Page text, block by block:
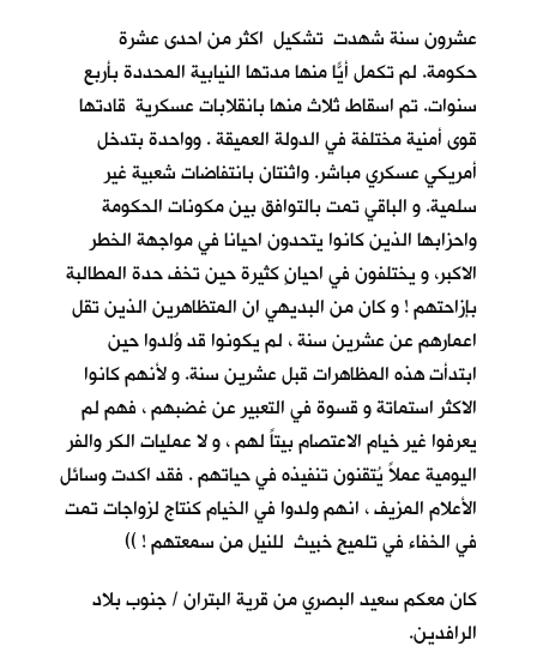
عشرون سنة شهدت تشكيل اكثر من احدى عشرة
حكومة. لم تكمل أيّاً منها مدتها النيابية المحددة بأربع
سنوات. تم اسقاط ثلاث منها بانقلابات عسكرية قادتها
قوى أمنية مختلفة في الدولة العميقة . وواحدة بتدخل
أمريكي عسكري مباشر. واثنتان بانتفاضات شعبية غير
سلمية. و الباقي تمت بالتوافق بين مكونات الحكومة
واحزابها الذين كانوا يتحدون احيانا في مواجهة الخطر
الاكبر، و يختلفون في احيانٍ كثيرة حين تخف حدة المطالبة
بإزاحتهم ! و كان من البديهي ان المتظاهرين الذين تقل
اعمارهم عن عشرين سنة ، لم يكونوا قد وُلدوا حين
ابتدأت هذه المظاهرات قبل عشرين سنة. و لأنهم كانوا
الاكثر استماتة و قسوة في التعبير عن غضبهم ، فهم لم
يعرفوا غير خيام الاعتصام بيتاً لهم ، و لا عمليات الكر والفر
اليومية عملاً يُتقنون تنفيذه في حياتهم . فقد اكدت وسائل
الأعلام المزيف ، انهم ولدوا في الخيام كنتاج لزواجات تمت
في الخفاء في تلميحٍ خبيث للنيل من سمعتهم ! ))
كان معكم سعيد البصري من قرية البتران / جنوب بلاد
الرافدين.